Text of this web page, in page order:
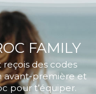
FAMILY
des codes
avant-première et
pour t’équiper.